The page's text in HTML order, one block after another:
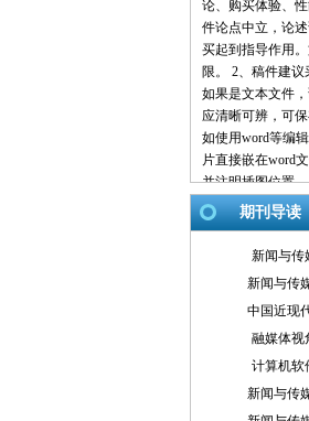
论、购买体验、
件论点中立，论
买起到指导作用
限。 2、稿件建议
如果是文本文件
应清晰可辨，可
如使用word等编
片直接嵌在word
并注明插图位置
稿，最好压缩后
标点符号。例如
稿请注明作者署
等，以便联系。
删权。 7、我们
袭行为者，将保
经济责任的权利
稿件，请注明出
期刊导读
新闻与传
新闻与传
中国近现
融媒体视
计算机软
新闻与传